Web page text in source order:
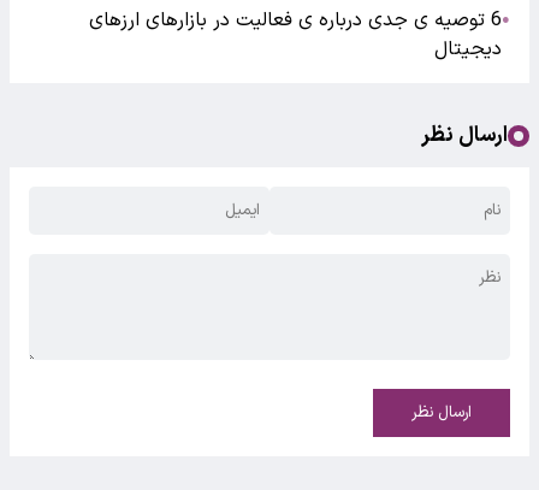
●
6 توصیه ی جدی درباره ی فعالیت در بازارهای ارزهای
دیجیتال
ارسال نظر
ارسال نظر